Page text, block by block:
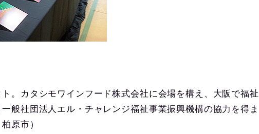
。カタシモワインフード株式会社に会場を構え、大阪で福祉
般社団法人エル・チャレンジ福祉事業振興機構の協力を得ま
原市）